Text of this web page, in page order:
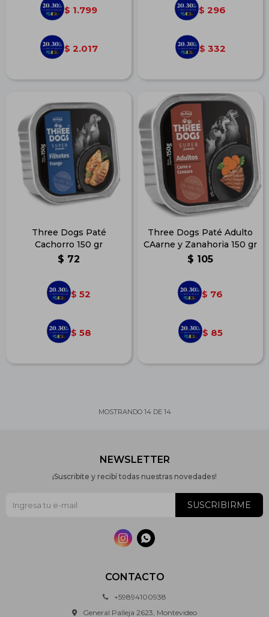
$ 1.799
$ 2.017
$ 296
$ 332
Three Dogs Paté
Cachorro 150 gr
$ 72
$ 52
$ 58
Three Dogs Paté Adulto
CAarne y Zanahoria 150 gr
$ 105
$ 76
$ 85
MOSTRANDO 14DE 14
CONTACTO
+59894100938
General Palleja 2623, Montevideo
NEWSLETTER
¡Suscribite y recibí todas nuestras novedades!
SUSCRIBIRME
 